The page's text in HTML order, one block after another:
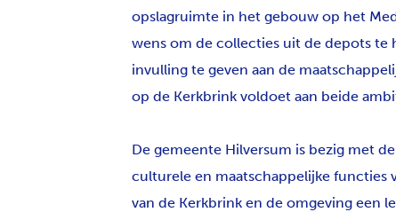
opslagruimte in het gebouw op het
wens om de collecties uit de depots te
invulling te geven aan de
op de Kerkbrink voldoet aan beide
De gemeente Hilversum is bezig met
culturele en maatschappelijke functies
van de Kerkbrink en de omgeving een